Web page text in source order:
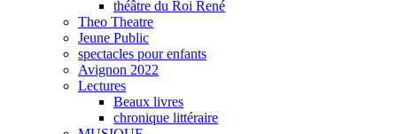
théâtre du Roi René
Theo Theatre
Jeune Public
spectacles pour enfants
Avignon 2022
Lectures
Beaux livres
chronique littéraire